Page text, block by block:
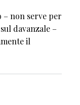
non serve per
davanzale –
il